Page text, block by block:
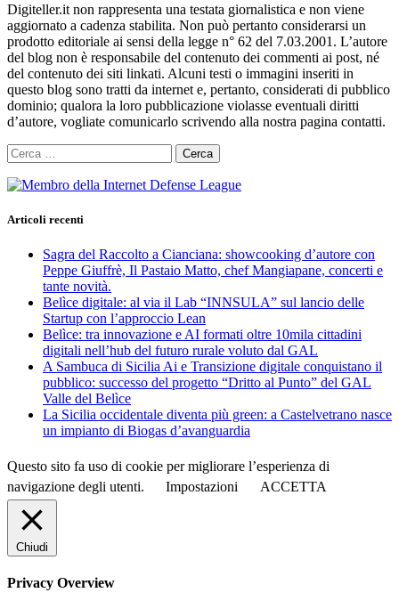
Digiteller.it non rappresenta una testata giornalistica e non viene
aggiornato a cadenza stabilita. Non può pertanto considerarsi un
prodotto editoriale ai sensi della legge n° 62 del 7.03.2001. L’autore
del blog non è responsabile del contenuto dei commenti ai post, né
del contenuto dei siti linkati. Alcuni testi o immagini inseriti in
questo blog sono tratti da internet e, pertanto, considerati di pubblico
dominio; qualora la loro pubblicazione violasse eventuali diritti
d’autore, vogliate comunicarlo scrivendo alla nostra pagina contatti.
Ricerca
per:
Articoli recenti
Sagra del Raccolto a Cianciana: showcooking d’autore con
Peppe Giuffrè, Il Pastaio Matto, chef Mangiapane, concerti e
tante novità.
Belìce digitale: al via il Lab “INNSULA” sul lancio delle
Startup con l’approccio Lean
Belìce: tra innovazione e AI formati oltre 10mila cittadini
digitali nell’hub del futuro rurale voluto dal GAL
A Sambuca di Sicilia Ai e Transizione digitale conquistano il
pubblico: successo del progetto “Dritto al Punto” del GAL
Valle del Belìce
La Sicilia occidentale diventa più green: a Castelvetrano nasce
un impianto di Biogas d’avanguardia
Questo sito fa uso di cookie per migliorare l’esperienza di
navigazione degli utenti.
Impostazioni ACCETTA
Chiudi
Privacy Overview